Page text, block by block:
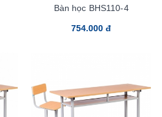
Bàn học BHS110-4
754.000 đ